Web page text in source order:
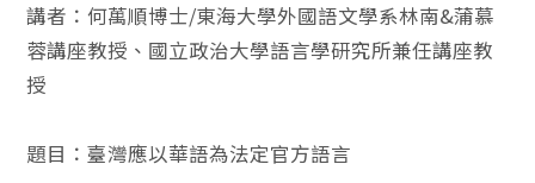
講者：何萬順博士/東海大學外國語文學系林南&蒲慕
蓉講座教授、國立政治大學語言學研究所兼任講座教
授
題目：臺灣應以華語為法定官方語言